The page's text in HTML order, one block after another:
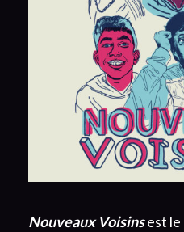
Nouveaux Voisinsest le